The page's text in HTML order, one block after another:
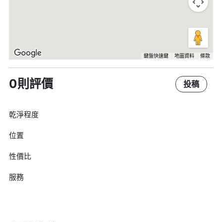
鍵盤快速鍵 地圖資料 條款
0則評價 投稿
乾淨程度
位置
性價比
服務